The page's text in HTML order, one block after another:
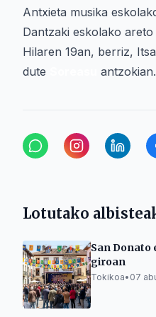
Antxieta musika
Dantzaki eskolako
Hilaren 19an, berriz,
dute
antzokian.
Lotutako
San Donato
giroan
Tokikoa• 07